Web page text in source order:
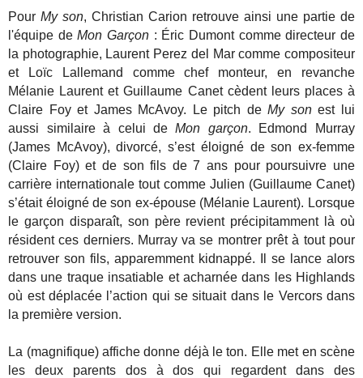
PourMy son, Christian Carion retrouve ainsi une partie de
l'équipe deMon Garçon : Éric Dumont comme directeur de
la photographie, Laurent Perez del Mar comme compositeur
et Loïc Lallemand comme chef monteur, en revanche
Mélanie Laurent et Guillaume Canet cèdent leurs places à
Claire Foy et James McAvoy. Le pitch deMy sonest lui
aussi similaire à celui deMon garçon. Edmond Murray
(James McAvoy), divorcé, s’est éloigné de son ex-femme
(Claire Foy) et de son fils de 7 ans pour poursuivre une
carrière internationale tout comme Julien (Guillaume Canet)
s’était éloigné de son ex-épouse (Mélanie Laurent). Lorsque
le garçon disparaît, son père revient précipitamment là où
résident ces derniers. Murray va se montrer prêt à tout pour
retrouver son fils, apparemment kidnappé. Il se lance alors
dans une traque insatiable et acharnée dans les Highlands
où est déplacée l’action qui se situait dans le Vercors dans
la première version.
La (magnifique) affiche donne déjà le ton. Elle met en scène
les deux parents dos à dos qui regardent dans des